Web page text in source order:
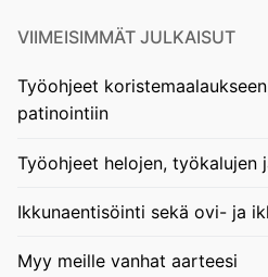
VIIMEISIMMÄT JULKAISUT
Työohjeet
patinointiin
Työohjeet helojen, työkalujen
Ikkunaentisöinti sekä ovi- ja
Myy meille vanhat aarteesi